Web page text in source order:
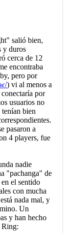
salió bien,
y duros
cerca de 12
encontraba
pero por
) vi al menos a
por
usuarios no
bien
pasaron a
4 players, fue
nadie
"pachanga" de
el sentido
con mucha
nada mal, y
Un
y han hecho
Ring: